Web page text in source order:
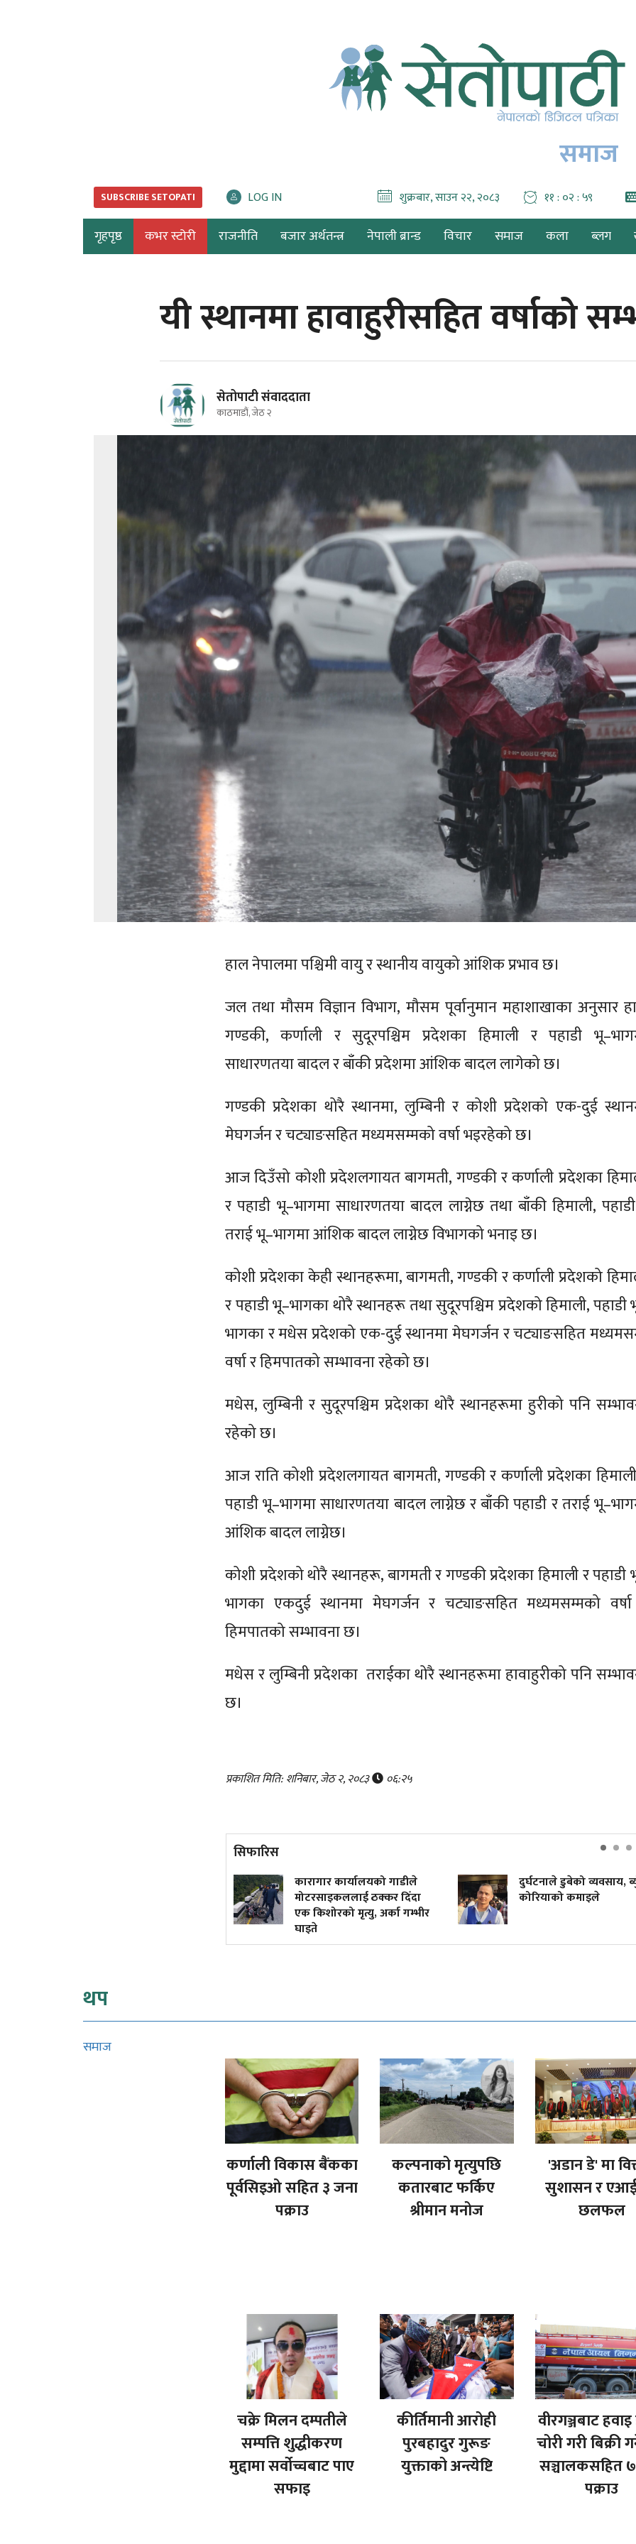
समाज
SUBSCRIBE SETOPATI LOG IN शुक्रबार, साउन २२, २०८३ ११ : ०३ : ००
गृहपृष्ठ कभर स्टोरी राजनीति बजार अर्थतन्त्र नेपाली ब्रान्ड विचार समाज कला ब्लग
यी स्थानमा हावाहुरीसहित वर्षाको
सेतोपाटी संवाददाता
काठमाडौं, जेठ २
हाल नेपालमा पश्चिमी वायु र स्थानीय वायुको आंशिक प्रभाव छ।
जल तथा मौसम विज्ञान विभाग, मौसम पूर्वानुमान महाशाखाका अनुसार
गण्डकी, कर्णाली र सुदूरपश्चिम प्रदेशका हिमाली र पहाडी
साधारणतया बादल र बाँकी प्रदेशमा आंशिक बादल लागेको छ।
गण्डकी प्रदेशका थोरै स्थानमा, लुम्बिनी र कोशी प्रदेशको एक-दुई
मेघगर्जन र चट्याङसहित मध्यमसम्मको वर्षा भइरहेको छ।
आज दिउँसो कोशी प्रदेशलगायत बागमती, गण्डकी र कर्णाली प्रदेशका
र पहाडी भू–भागमा साधारणतया बादल लाग्नेछ तथा बाँकी हिमाली,
तराई भू–भागमा आंशिक बादल लाग्नेछ विभागको भनाइ छ।
कोशी प्रदेशका केही स्थानहरूमा, बागमती, गण्डकी र कर्णाली प्रदेशको
र पहाडी भू–भागका थोरै स्थानहरू तथा सुदूरपश्चिम प्रदेशको हिमाली, पहाडी
भागका र मधेस प्रदेशको एक-दुई स्थानमा मेघगर्जन र चट्याङसहित
वर्षा र हिमपातको सम्भावना रहेको छ।
मधेस, लुम्बिनी र सुदूरपश्चिम प्रदेशका थोरै स्थानहरूमा हुरीको पनि
रहेको छ।
आज राति कोशी प्रदेशलगायत बागमती, गण्डकी र कर्णाली प्रदेशका
पहाडी भू–भागमा साधारणतया बादल लाग्नेछ र बाँकी पहाडी र तराई
आंशिक बादल लाग्नेछ।
कोशी प्रदेशको थोरै स्थानहरू, बागमती र गण्डकी प्रदेशका हिमाली र पहाडी
भागका एकदुई स्थानमा मेघगर्जन र चट्याङसहित मध्यमसम्मको
हिमपातको सम्भावना छ।
मधेस र लुम्बिनी प्रदेशका तराईका थोरै स्थानहरूमा हावाहुरीको पनि
छ।
प्रकाशित मिति: शनिबार, जेठ २, २०८३ ०६:२५
सिफारिस
कारागार कार्यालयको गाडीले
मोटरसाइकललाई ठक्कर दिँदा
एक किशोरको मृत्यु, अर्का गम्भीर
घाइते
दुर्घटनाले डुबेको व्यवसाय, ब्युँताए
कोरियाको कमाइले
थप
समाज
कर्णाली विकास बैंकका
पूर्वसिइओ सहित ३ जना
पक्राउ
कल्पनाको मृत्युपछि
कतारबाट फर्किए
श्रीमान मनोज
'अडान डे' मा
सुशासन र
छलफल
चक्रे मिलन दम्पतीले
सम्पत्ति शुद्धीकरण
मुद्दामा सर्वोच्चबाट पाए
सफाइ
कीर्तिमानी आरोही
पुरबहादुर गुरूङ
युक्ताको अन्त्येष्टि
वीरगञ्जबाट
चोरी गरी बिक्री
सञ्चालकसहित
पक्राउ